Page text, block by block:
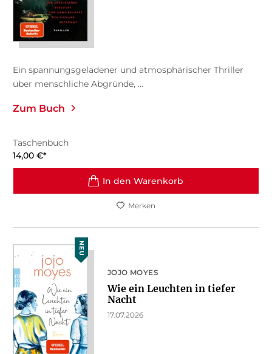
Ein spannungsgeladener und atmosphärischer Thriller
über menschliche Abgründe, ...
Zum Buch
Taschenbuch
14,00 €*
In den Warenkorb
Merken
NEU
JOJO MOYES
Wie ein Leuchten in tiefer
Nacht
17.07.2026